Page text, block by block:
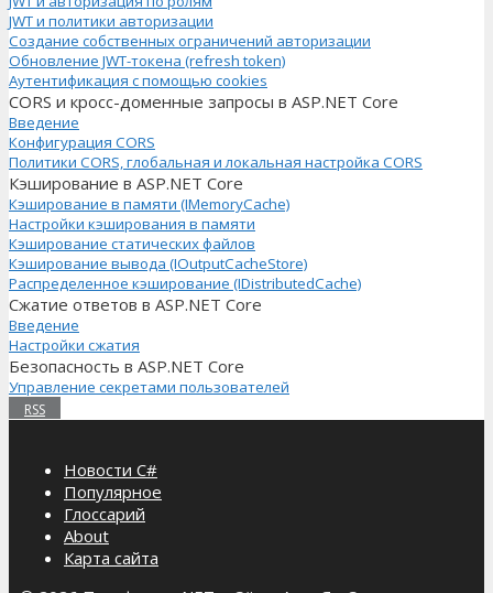
JWT и политики авторизации
Создание собственных ограничений авторизации
Обновление JWT-токена (refresh token)
Аутентификация с помощью cookies
CORS и кросс-доменные запросы в ASP.NET Core
Введение
Конфигурация CORS
Политики CORS, глобальная и локальная настройка CORS
Кэширование в ASP.NET Core
Кэширование в памяти (IMemoryCache)
Настройки кэширования в памяти
Кэширование статических файлов
Кэширование вывода (IOutputCacheStore)
Распределенное кэширование (IDistributedCache)
Сжатие ответов в ASP.NET Core
Введение
Настройки сжатия
Безопасность в ASP.NET Core
Управление секретами пользователей
RSS
Новости C#
Популярное
Глоссарий
About
Карта сайта